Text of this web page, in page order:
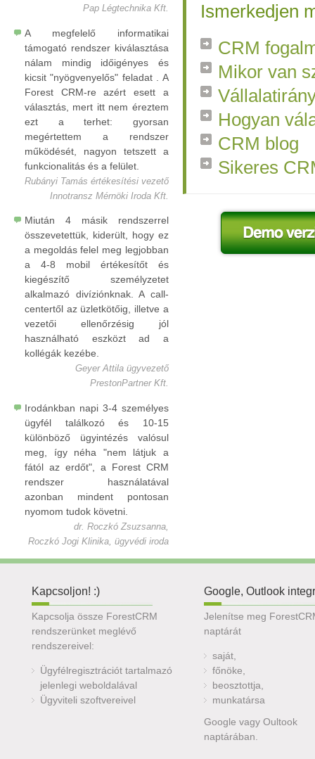
Pap Légtechnika Kft.
A megfelelő informatikai
támogató rendszer kiválasztása
nálam mindig időigényes és
kicsit "nyögvenyelős" feladat . A
Forest CRM-re azért esett a
választás, mert itt nem éreztem
ezt a terhet: gyorsan
megértettem a rendszer
működését, nagyon tetszett a
funkcionalitás és a felület.
Rubányi Tamás értékesítési vezető
Innotransz Mérnöki Iroda Kft.
Miután 4 másik rendszerrel
összevetettük, kiderült, hogy ez
a megoldás felel meg legjobban
a 4-8 mobil értékesítőt és
kiegészítő személyzetet
alkalmazó divíziónknak. A call-
centertől az üzletkötőig, illetve a
vezetői ellenőrzésig jól
használható eszközt ad a
kollégák kezébe.
Geyer Attila ügyvezető
PrestonPartner Kft.
Irodánkban napi 3-4 személyes
ügyfél találkozó és 10-15
különböző ügyintézés valósul
meg, így néha "nem látjuk a
fától az erdőt", a Forest CRM
rendszer használatával
azonban mindent pontosan
nyomom tudok követni.
dr. Roczkó Zsuzsanna,
Roczkó Jogi Klinika, ügyvédi iroda
Ismerkedjen
CRM
Mikor van
Hogyan
CRM blog
Sikeres
Kapcsoljon! :)
Kapcsolja össze ForestCRM
rendszerünket meglévő
rendszereivel:
Ügyfélregisztrációt tartalmazó
jelenlegi weboldalával
Ügyviteli szoftvereivel
Google, Outlook
Jelenítse meg
naptárát
saját,
főnöke,
beosztottja,
munkatársa
Google vagy Oultook
naptárában.